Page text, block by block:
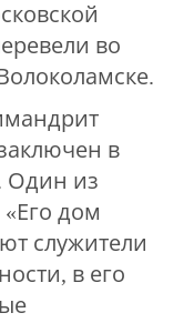
во
в
Один из
дом
служители
в его